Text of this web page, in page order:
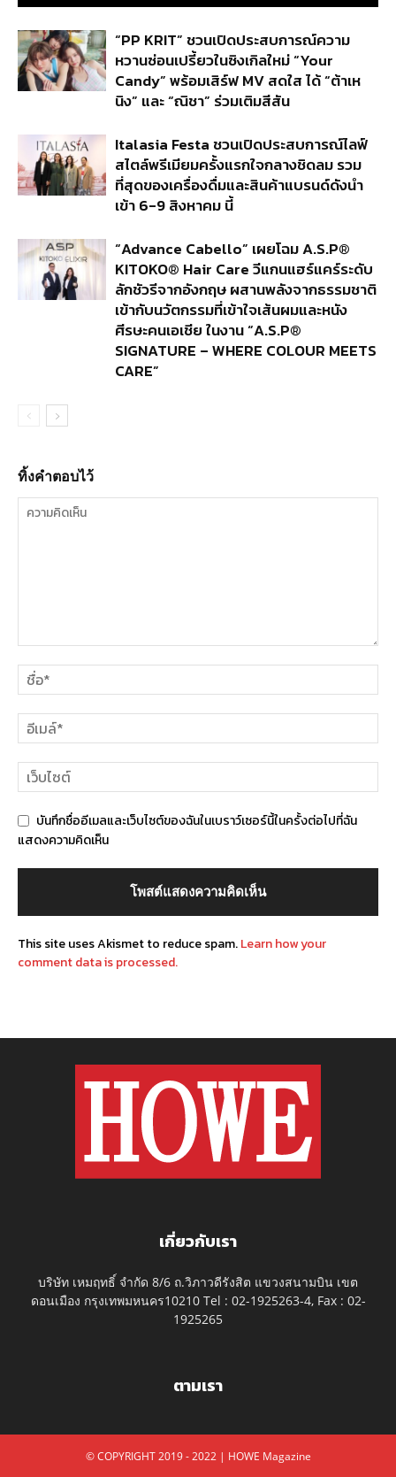
“PP KRIT” ชวนเปิดประสบการณ์ความ
หวานซ่อนเปรี้ยวในซิงเกิลใหม่ “Your
Candy” พร้อมเสิร์ฟ MV สดใส ได้ “ต้าเห
นิง” และ “ณิชา” ร่วมเติมสีสัน
Italasia Festa ชวนเปิดประสบการณ์ไลฟ์
สไตล์พรีเมียมครั้งแรกใจกลางชิดลม รวม
ที่สุดของเครื่องดื่มและสินค้าแบรนด์ดังนำ
เข้า 6-9 สิงหาคม นี้
“Advance Cabello” เผยโฉม A.S.P®
KITOKO® Hair Care วีแกนแฮร์แคร์ระดับ
ลักชัวรีจากอังกฤษ ผสานพลังจากธรรมชาติ
เข้ากับนวัตกรรมที่เข้าใจเส้นผมและหนัง
ศีรษะคนเอเชีย ในงาน “A.S.P®
SIGNATURE – WHERE COLOUR MEETS
CARE”
ทิ้งคำตอบไว้
บันทึกชื่ออีเมลและเว็บไซต์ของฉันในเบราว์เซอร์นี้ในครั้งต่อไปที่ฉัน
แสดงความคิดเห็น
This site uses Akismet to reduce spam.Learn how your
comment data is processed.
เกี่ยวกับเรา
บริษัท เหมฤทธิ์ จำกัด 8/6 ถ.วิภาวดีรังสิต แขวงสนามบิน เขต
ดอนเมือง กรุงเทพมหนคร10210 Tel : 02-1925263-4, Fax : 02-
1925265
ตามเรา
© COPYRIGHT 2019 - 2022 | HOWE Magazine